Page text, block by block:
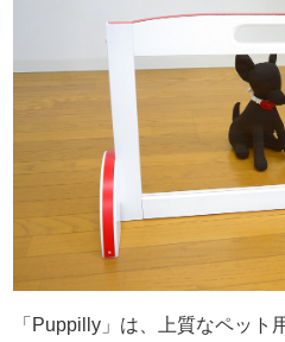
「Puppilly」は、上質なペット